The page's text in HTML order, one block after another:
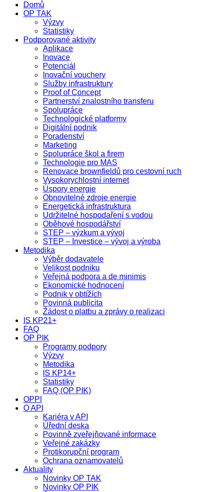
Domů
OP TAK
Výzvy
Statistiky
Podporované aktivity
Aplikace
Inovace
Potenciál
Inovační vouchery
Služby infrastruktury
Proof of Concept
Partnerství znalostního transferu
Spolupráce
Technologické platformy
Digitální podnik
Poradenství
Marketing
Spolupráce škol a firem
Technologie pro MAS
Renovace brownfieldů pro cestovní ruch
Vysokorychlostní internet
Úspory energie
Obnovitelné zdroje energie
Energetická infrastruktura
Udržitelné hospodaření s vodou
Oběhové hospodářství
STEP – výzkum a vývoj
STEP – Investice – vývoj a výroba
Metodika
Výběr dodavatele
Velikost podniku
Veřejná podpora a de minimis
Ekonomické hodnocení
Podnik v obtížích
Povinná publicita
Žádost o platbu a zprávy o realizaci
IS KP21+
FAQ
OP PIK
Programy podpory
Výzvy
Metodika
IS KP14+
Statistiky
FAQ (OP PIK)
OPPI
O API
Kariéra v API
Úřední deska
Povinně zveřejňované informace
Veřejné zakázky
Protikorupční program
Ochrana oznamovatelů
Aktuality
Novinky OP TAK
Novinky OP PIK